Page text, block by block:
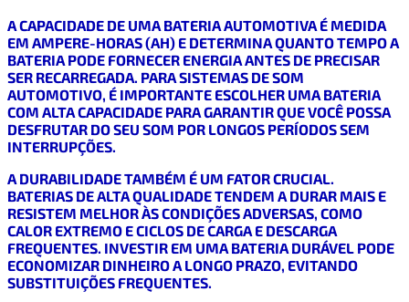
A CAPACIDADE DE UMA BATERIA AUTOMOTIVA É MEDIDA
EM AMPERE-HORAS (AH) E DETERMINA QUANTO TEMPO A
BATERIA PODE FORNECER ENERGIA ANTES DE PRECISAR
SER RECARREGADA. PARA SISTEMAS DE SOM
AUTOMOTIVO, É IMPORTANTE ESCOLHER UMA BATERIA
COM ALTA CAPACIDADE PARA GARANTIR QUE VOCÊ POSSA
DESFRUTAR DO SEU SOM POR LONGOS PERÍODOS SEM
INTERRUPÇÕES.
A DURABILIDADE TAMBÉM É UM FATOR CRUCIAL.
BATERIAS DE ALTA QUALIDADE TENDEM A DURAR MAIS E
RESISTEM MELHOR ÀS CONDIÇÕES ADVERSAS, COMO
CALOR EXTREMO E CICLOS DE CARGA E DESCARGA
FREQUENTES. INVESTIR EM UMA BATERIA DURÁVEL PODE
ECONOMIZAR DINHEIRO A LONGO PRAZO, EVITANDO
SUBSTITUIÇÕES FREQUENTES.